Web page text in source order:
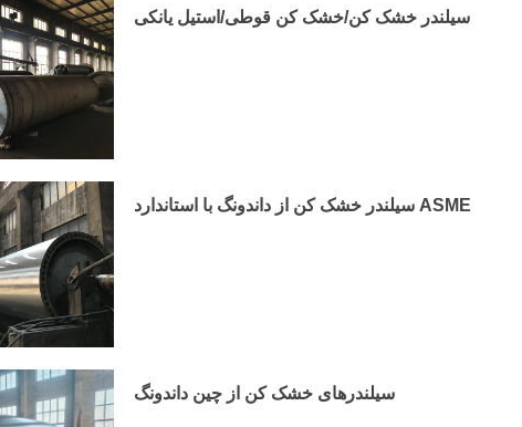
سیلندر خشک کن/خشک کن قوطی/استیل یانکی
سیلندر خشک کن از داندونگ با استاندارد ASME
سیلندرهای خشک کن از چین داندونگ